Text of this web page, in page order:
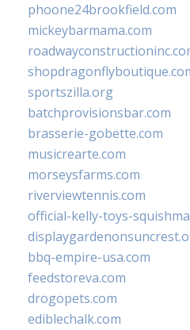
phoone24brookfield.com
mickeybarmama.com
sportszilla.org
batchprovisionsbar.com
brasserie-gobette.com
musicrearte.com
morseysfarms.com
riverviewtennis.com
official-kelly-toys-
bbq-empire-usa.com
feedstoreva.com
drogopets.com
ediblechalk.com